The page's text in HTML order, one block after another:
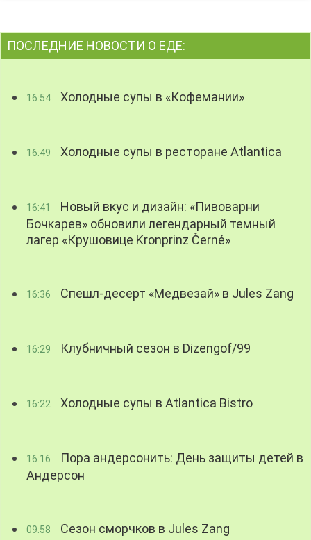
ПОСЛЕДНИЕ НОВОСТИ О ЕДЕ:
16:54 Холодные супы в «Кофемании»
16:49 Холодные супы в ресторане Atlantica
16:41
Новый вкус и дизайн: «Пивоварни
Бочкарев» обновили легендарный темный
лагер «Крушовице Kronprinz Černé»
16:36 Спешл-десерт «Медвезай» в Jules Zang
16:29 Клубничный сезон в Dizengof/99
16:22 Холодные супы в Atlantica Bistro
16:16
Пора андерсонить: День защиты детей в
Андерсон
09:58 Сезон сморчков в Jules Zang